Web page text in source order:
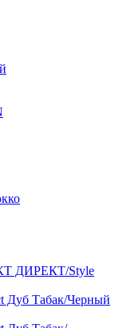
ДИРЕКТ/Style
Дуб Табак/Черный